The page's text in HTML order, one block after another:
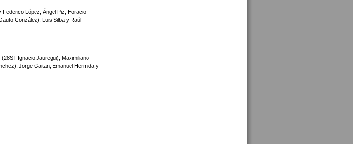
Federico López; Ángel Piz, Horacio
González), Luis Silba y Raúl
Ignacio Jauregui); Maximiliano
Jorge Gaitán; Emanuel Hermida y